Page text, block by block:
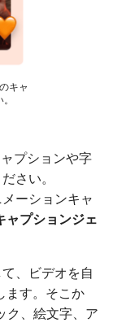
キャ
プションや字
さい。
ーションキャ
ャプションジェ
、ビデオを自
ます。そこか
ク、絵文字、ア